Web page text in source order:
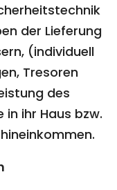
der Lieferung
(individuell
Tresoren
des
in ihr Haus bzw.